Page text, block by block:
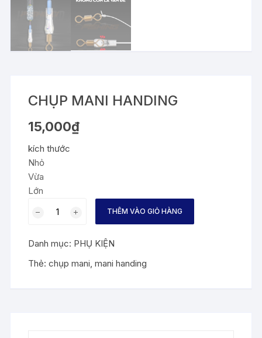
CHỤP MANI HANDING
15,000₫
kích thước
Nhỏ
Vừa
Lớn
số
lượng
THÊM VÀO GIỎ HÀNG
Danh mục: PHỤ KIỆN
Thẻ:chụp mani,mani handing